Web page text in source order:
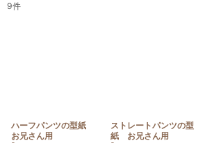
9件
ハーフパンツの型紙
お兄さん用
ストレートパンツの型
紙 お兄さん用